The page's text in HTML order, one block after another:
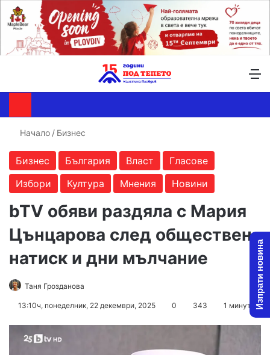
Начало / Бизнес
Бизнес България Власт
Гласове
Избори
Култура Мнения Новини
bTV обяви раздяла с Мария
Цънцарова след обществен
натиск и дни мълчание
Таня Грозданова
13:10ч, понеделник, 22 декември, 2025 0 343 1 минута Изпрати новина